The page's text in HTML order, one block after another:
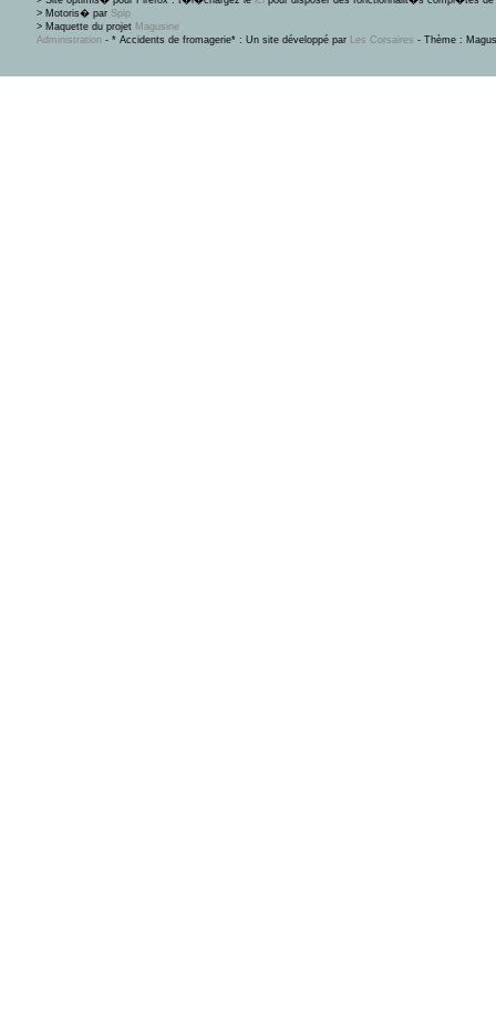
> Motoris� par Spip
> Maquette du projet Magusine
Administration - * Accidents de fromagerie* : Un site développé par Les Corsaires - Thème :